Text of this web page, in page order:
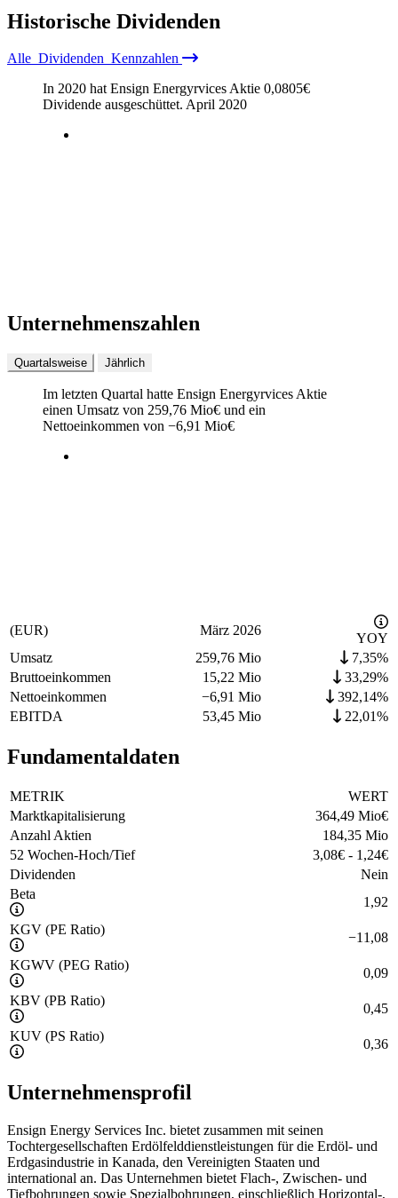
Historische Dividenden
Alle Dividenden Kennzahlen
In 2020 hat Ensign Energyrvices Aktie 0,0805€
Dividende ausgeschüttet. April 2020
Unternehmenszahlen
Quartalsweise Jährlich
Im letzten Quartal hatte Ensign Energyrvices Aktie
einen Umsatz von 259,76 Mio€ und ein
Nettoeinkommen von −6,91 Mio€
(EUR) März 2026
YOY
Umsatz
259,76 Mio
7,35%
Bruttoeinkommen
15,22 Mio
33,29%
Nettoeinkommen
−6,91 Mio
392,14%
EBITDA
53,45 Mio 22,01%
Fundamentaldaten
METRIK
WERT
Marktkapitalisierung
364,49 Mio€
Anzahl Aktien
184,35 Mio
52 Wochen-Hoch/Tief
3,08€ - 1,24€
Dividenden
Nein
Beta
1,92
KGV (PE Ratio)
−11,08
KGWV (PEG Ratio)
0,09
KBV (PB Ratio)
0,45
KUV (PS Ratio)
0,36
Unternehmensprofil
Ensign Energy Services Inc. bietet zusammen mit seinen
Tochtergesellschaften Erdölfelddienstleistungen für die Erdöl- und
Erdgasindustrie in Kanada, den Vereinigten Staaten und
international an. Das Unternehmen bietet Flach-, Zwischen- und
Tiefbohrungen sowie Spezialbohrungen, einschließlich Horizontal-,